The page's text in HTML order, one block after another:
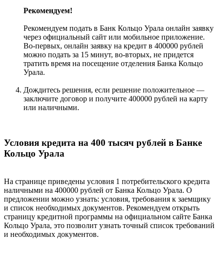
Рекомендуем!
Рекомендуем подать в Банк Кольцо Урала онлайн заявку
через официальный сайт или мобильное приложение.
Во-первых, онлайн заявку на кредит в 400000 рублей
можно подать за 15 минут, во-вторых, не придется
тратить время на посещение отделения Банка Кольцо
Урала.
Дождитесь решения, если решение положительное —
заключите договор и получите 400000 рублей на карту
или наличными.
Условия кредита на 400 тысяч рублей в Банке
Кольцо Урала
На странице приведены условия 1 потребительского кредита
наличными на 400000 рублей от Банка Кольцо Урала. О
предложении можно узнать: условия, требования к заемщику
и список необходимых документов. Рекомендуем открыть
страницу кредитной программы на официальном сайте Банка
Кольцо Урала, это позволит узнать точный список требований
и необходимых документов.